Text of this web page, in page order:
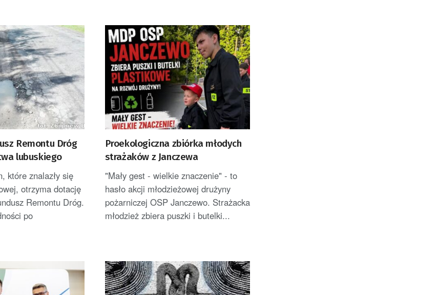
Remontu Dróg
lubuskiego
które znalazły się
otrzyma dotację
Remontu Dróg.
po
Proekologiczna zbiórka młodych
strażaków z Janczewa
"Mały gest - wielkie znaczenie" - to
hasło akcji młodzieżowej drużyny
pożarniczej OSP Janczewo. Strażacka
młodzież zbiera puszki i butelki...